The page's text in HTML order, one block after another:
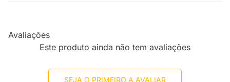
Avaliações
Este produto ainda não tem avaliações
SEJA O PRIMEIRO A AVALIAR